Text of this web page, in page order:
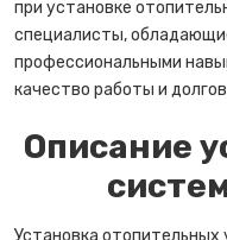
при установке
специалисты,
профессиональными
качество работы и
Описание
Установка